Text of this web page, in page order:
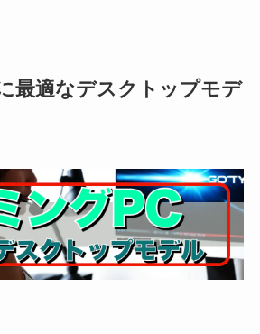
最適なデスクトップモデ